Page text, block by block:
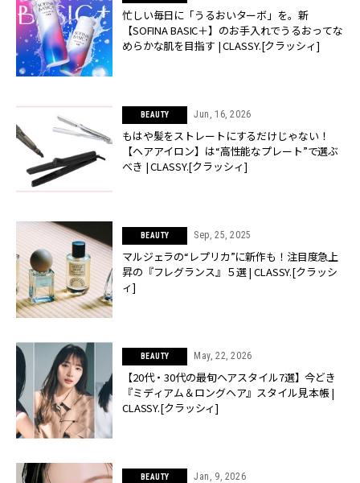
忙しい毎日に「うるおいターボ」を。新
【SOFINA BASIC＋】のお手入れでうるおってな
めらかな肌を目指す | CLASSY.[クラッシィ]
BEAUTY Jun, 16, 2026
もはや髪をストレートにするだけじゃない！
【ヘアアイロン】は“高性能なプレート”で選ぶ
べき | CLASSY.[クラッシィ]
BEAUTY Sep, 25, 2025
マルジェラの“レプリカ”に新作も！注目度急上
昇の『フレグランス』５選 | CLASSY.[クラッシ
ィ]
BEAUTY May, 22, 2026
【20代・30代の最旬ヘアスタイル7選】今どき
『ミディアム＆ロングヘア』スタイル見本帳 |
CLASSY.[クラッシィ]
BEAUTY Jan, 9, 2026